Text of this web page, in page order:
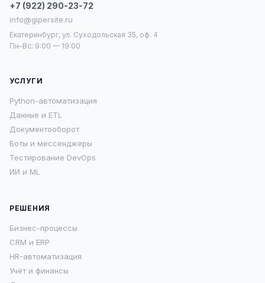
+7 (922) 290-23-72
info@gipersite.ru
Екатеринбург, ул. Суходольская 35, оф. 4
Пн–Вс: 9:00 — 19:00
УСЛУГИ
Python-автоматизация
Данные и ETL
Документооборот
Боты и мессенджеры
Тестирование DevOps
ИИ и ML
РЕШЕНИЯ
Бизнес-процессы
CRM и ERP
HR-автоматизация
Учёт и финансы